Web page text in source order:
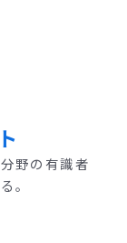
野の有識者
。